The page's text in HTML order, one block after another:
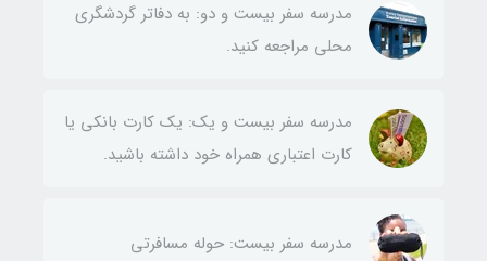
مدرسه سفر بیست و دو: به دفاتر گردشگری
محلی مراجعه کنید.
مدرسه سفر بیست و یک: یک کارت بانکی یا
کارت اعتباری همراه خود داشته باشید.
مدرسه سفر بیست: حوله مسافرتی